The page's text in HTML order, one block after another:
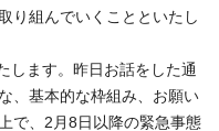
り組んでいくことといたし
します。昨日お話をした通
、基本的な枠組み、お願い
で、2月8日以降の緊急事態